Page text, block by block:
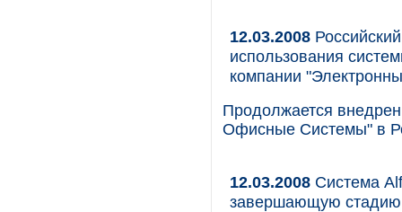
12.03.2008
использования
компании
Продолжается
Офисные Системы" в
12.03.2008 Система
завершающую стадию